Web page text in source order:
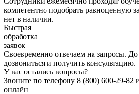
компетентно подобрать равноценную
нет в наличии.
Быстрая
обработка
заявок
Своевременно отвечаем на запросы.
дозвониться и получить консультацию.
У вас остались вопросы?
Звоните по телефону 8 (800) 600-29-82
онлайн